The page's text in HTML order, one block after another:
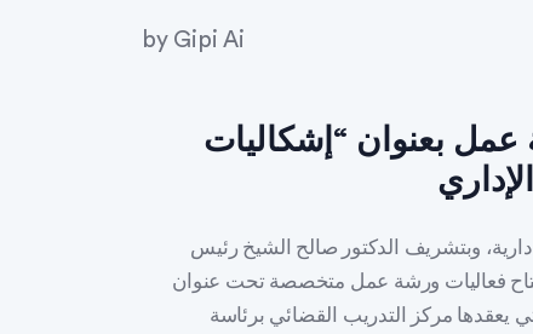
by Gipi Ai
عمل بعنوان “إشكاليات
وبتشريف الدكتور صالح الشيخ رئيس
افتتاح فعاليات ورشة عمل متخصصة تحت عنوان
يعقدها مركز التدريب القضائي برئاسة